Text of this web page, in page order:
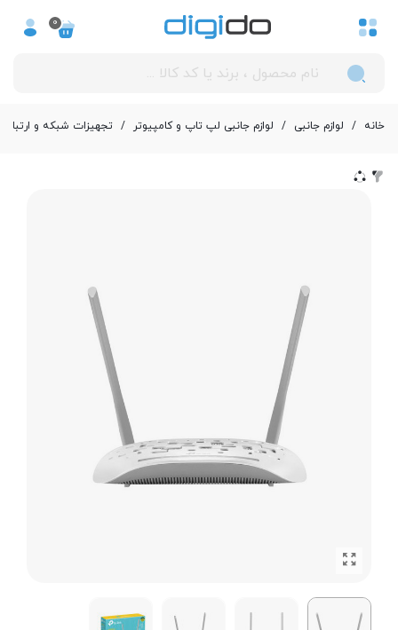
0
خانه / لوازم جانبی / لوازم جانبی لپ تاپ و کامپیوتر / تجهیزات شبکه و